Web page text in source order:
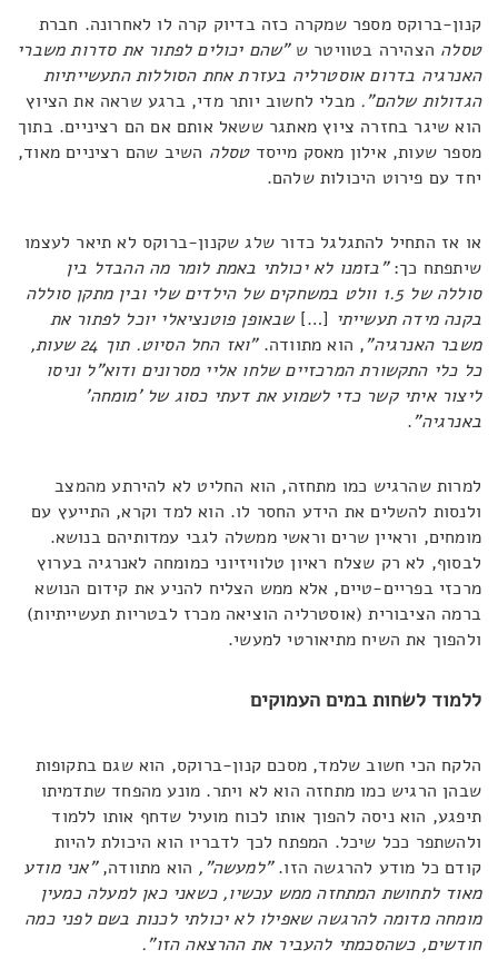
קנון-ברוקס מספר שמקרה כזה בדיוק קרה לו לאחרונה. חברת
טסלה הצהירה בטוויטר ש"שהם יכולים לפתור את סדרות משברי
האנרגיה בדרום אוסטרליה בעזרת אחת הסוללות התעשייתיות
הגדולות שלהם". מבלי לחשוב יותר מדי, ברגע שראה את הציוץ
הוא שיגר בחזרה ציוץ מאתגר ששאל אותם אם הם רציניים. בתוך
מספר שעות, אילון מאסק מייסדטסלה השיב שהם רציניים מאוד,
יחד עם פירוט היכולות שלהם.
או אז התחיל להתגלגל כדור שלג שקנון-ברוקס לא תיאר לעצמו
שיתפתח כך:"בזמנו לא יכולתי באמת לומר מה ההבדל בין
סוללה של 1.5 וולט במשחקים של הילדים שלי ובין מתקן סוללה
בקנה מידה תעשייתי […]שבאופן פוטנציאלי יוכל לפתור את
משבר האנרגיה", הוא מתוודה.
"ואז החל הסיוט. תוך 24 שעות,
כל כלי התקשורת המרכזיים שלחו אליי מסרונים ודוא"ל וניסו
ליצור איתי קשר כדי לשמוע את דעתי כסוג של 'מומחה'
באנרגיה".
למרות שהרגיש כמו מתחזה, הוא החליט לא להירתע מהמצב
ולנסות להשלים את הידע החסר לו. הוא למד וקרא, התייעץ עם
מומחים, וראיין שרים וראשי ממשלה לגבי עמדותיהם בנושא.
לבסוף, לא רק שצלח ראיון טלוויזיוני כמומחה לאנרגיה בערוץ
מרכזי בפריים-טיים, אלא ממש הצליח להניע את קידום הנושא
ברמה הציבורית (אוסטרליה הוציאה מכרז לבטריות תעשייתיות)
ולהפוך את השיח מתיאורטי למעשי.
ללמוד לשחות במים העמוקים
הלקח הכי חשוב שלמד, מסכם קנון-ברוקס, הוא שגם בתקופות
שבהן הרגיש כמו מתחזה הוא לא ויתר. מונע מהפחד שתדמיתו
תיפגע, הוא ניסה להפוך אותו לכוח מועיל שדחף אותו ללמוד
ולהשתפר ככל שיכל. המפתח לכך לדבריו הוא היכולת להיות
קודם כל מודע להרגשה הזו."למעשה", הוא מתוודה,"אני מודע
מאוד לתחושת המתחזה ממש עכשיו, כשאני כאן למעלה כמעין
מומחה מדומה להרגשה שאפילו לא יכולתי לכנות בשם לפני כמה
חודשים, כשהסכמתי להעביר את ההרצאה הזו".